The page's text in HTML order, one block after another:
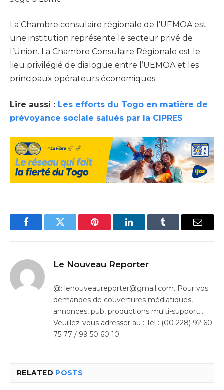
La Chambre consulaire régionale de l’UEMOA est
une institution représente le secteur privé de
l’Union. La Chambre Consulaire Régionale est le
lieu privilégié de dialogue entre l’UEMOA et les
principaux opérateurs économiques.
Lire aussi : Les efforts du Togo en matière de
prévoyance sociale salués par la CIPRES
FacebookTwitter Pinterest LinkedInTumblr Email
Le Nouveau Reporter
@: lenouveaureporter@gmail.com. Pour vos
demandes de couvertures médiatiques,
annonces, pub, productions multi-support…
Veuillez-vous adresser au : Tél : (00 228) 92 60
75 77 / 99 50 60 10
RELATED POSTS